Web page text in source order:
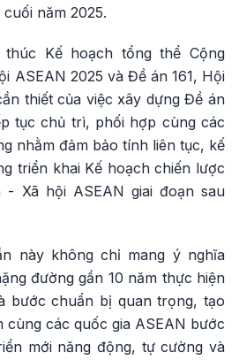
năm 2025.
Kế hoạch tổng thể Cộng
ASEAN 2025 và Đề án 161, Hội
thiết của việc xây dựng Đề án
tục chủ trì, phối hợp cùng các
nhằm đảm bảo tính liên tục, kế
triển khai Kế hoạch chiến lược
- Xã hội ASEAN giai đoạn sau
này không chỉ mang ý nghĩa
đường gần 10 năm thực hiện
bước chuẩn bị quan trọng, tạo
cùng các quốc gia ASEAN bước
mới năng động, tự cường và